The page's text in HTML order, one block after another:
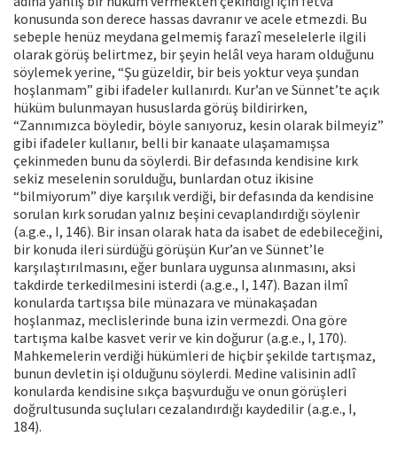
konusunda son derece hassas davranır ve acele etmezdi. Bu
sebeple henüz meydana gelmemiş farazî meselelerle ilgili
olarak görüş belirtmez, bir şeyin helâl veya haram olduğunu
söylemek yerine, “Şu güzeldir, bir beis yoktur veya şundan
hoşlanmam” gibi ifadeler kullanırdı. Kur’an ve Sünnet’te açık
hüküm bulunmayan hususlarda görüş bildirirken,
“Zannımızca böyledir, böyle sanıyoruz, kesin olarak bilmeyiz”
gibi ifadeler kullanır, belli bir kanaate ulaşamamışsa
çekinmeden bunu da söylerdi. Bir defasında kendisine kırk
sekiz meselenin sorulduğu, bunlardan otuz ikisine
“bilmiyorum” diye karşılık verdiği, bir defasında da kendisine
sorulan kırk sorudan yalnız beşini cevaplandırdığı söylenir
(a.g.e., I, 146). Bir insan olarak hata da isabet de edebileceğini,
bir konuda ileri sürdüğü görüşün Kur’an ve Sünnet’le
karşılaştırılmasını, eğer bunlara uygunsa alınmasını, aksi
takdirde terkedilmesini isterdi (a.g.e., I, 147). Bazan ilmî
konularda tartışsa bile münazara ve münakaşadan
hoşlanmaz, meclislerinde buna izin vermezdi. Ona göre
tartışma kalbe kasvet verir ve kin doğurur (a.g.e., I, 170).
Mahkemelerin verdiği hükümleri de hiçbir şekilde tartışmaz,
bunun devletin işi olduğunu söylerdi. Medine valisinin adlî
konularda kendisine sıkça başvurduğu ve onun görüşleri
doğrultusunda suçluları cezalandırdığı kaydedilir (a.g.e., I,
184).